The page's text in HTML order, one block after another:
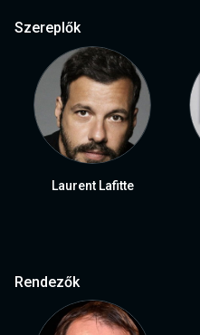
Szereplők
Laurent Lafitte
Rendezők